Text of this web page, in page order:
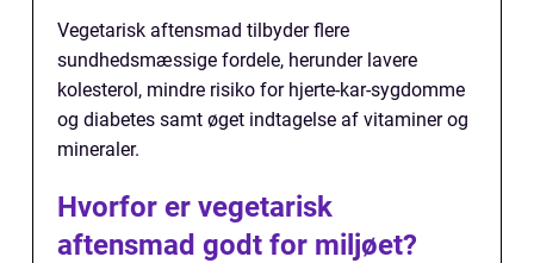
Vegetarisk aftensmad tilbyder flere
sundhedsmæssige fordele, herunder lavere
kolesterol, mindre risiko for hjerte-kar-sygdomme
og diabetes samt øget indtagelse af vitaminer og
mineraler.
Hvorfor er vegetarisk
aftensmad godt for miljøet?